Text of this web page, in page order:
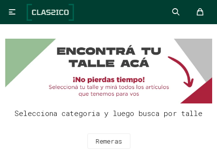

Selecciona categoria y luego busca por talle
Remeras